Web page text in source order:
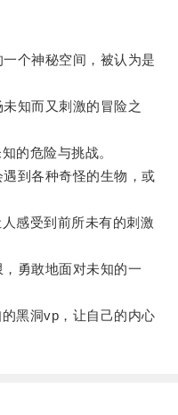
个神秘空间，被认为是
知而又刺激的冒险之
危险与挑战。
到各种奇怪的生物，或
感受到前所未有的刺激
勇敢地面对未知的一
黑洞vp，让自己的内心